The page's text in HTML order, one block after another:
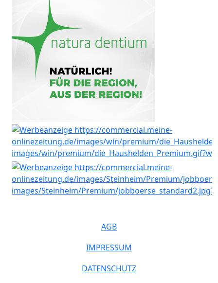
AGB
IMPRESSUM
DATENSCHUTZ